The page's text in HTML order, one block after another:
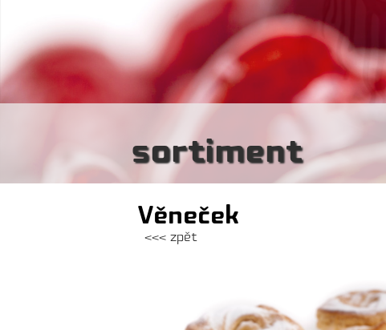
sortiment
Věneček
<<< zpět